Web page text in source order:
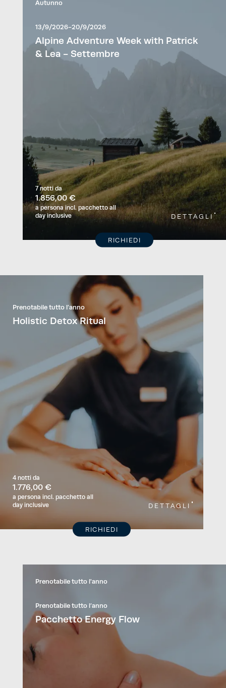
Autunno
13/9/2026-20/9/2026
Alpine Adventure Week with Patrick
& Lea - Settembre
7 notti da
1.856,00 €
a persona incl. pacchetto all
day inclusive
DETTAGLI
RICHIEDI
Prenotabile tutto l’anno
Holistic Detox Ritual
4 notti da
1.776,00 €
a persona incl. pacchetto all
day inclusive
DETTAGLI
RICHIEDI
Prenotabile tutto l'anno
Prenotabile tutto l’anno
Pacchetto Energy Flow